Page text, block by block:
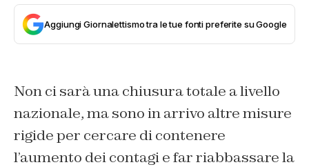
Aggiungi Giornalettismo tra le tue fonti preferite su Google
Non ci sarà una chiusura totale a livello
nazionale, ma sono in arrivo altre misure
rigide per cercare di contenere
l’aumento dei contagi e far riabbassare la